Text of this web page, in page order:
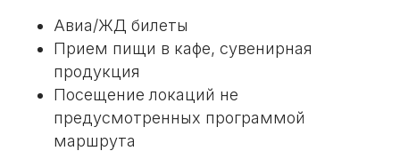
Авиа/ЖД билеты
Прием пищи в кафе, сувенирная
продукция
Посещение локаций не
предусмотренных программой
маршрута